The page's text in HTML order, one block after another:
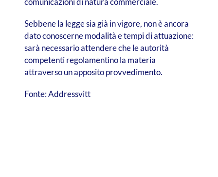
Sebbene la legge sia già in vigore, non è ancora
dato conoscerne modalità e tempi di attuazione:
sarà necessario attendere che le autorità
competenti regolamentino la materia
attraverso un apposito provvedimento.
Fonte: Addressvitt